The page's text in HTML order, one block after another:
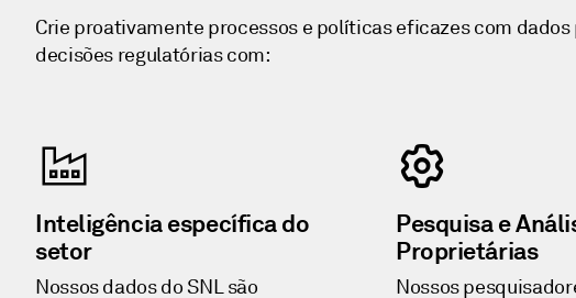
Crie proativamente processos e políticas eficazes com
decisões regulatórias com:
Inteligência específica do
setor
Nossos dados do SNL são
Pesquisa e
Proprietárias
Nossos